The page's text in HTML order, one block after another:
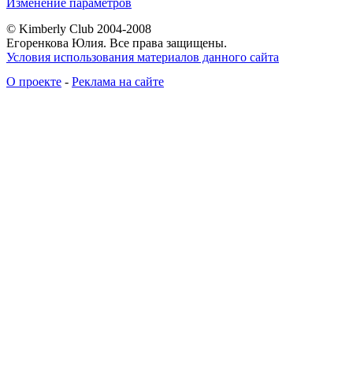
Изменение параметров
© Kimberly Club 2004-2008
Егоренкова Юлия. Все права защищены.
Условия использования материалов данного сайта
О проекте - Реклама на сайте